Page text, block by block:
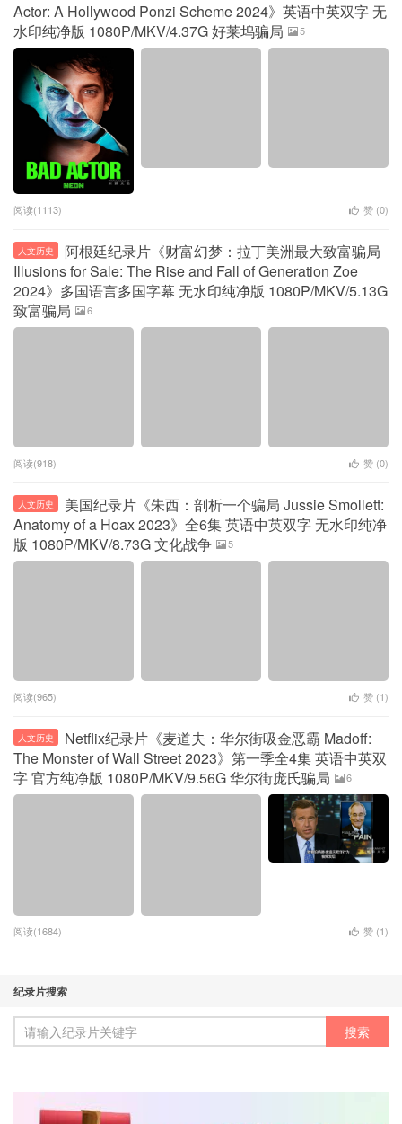
Actor: A Hollywood Ponzi Scheme 2024》英语中英双字 无
水印纯净版 1080P/MKV/4.37G 好莱坞骗局
5
阅读(1113) 赞 (0)
人文历史
阿根廷纪录片《财富幻梦：拉丁美洲最大致富骗局
Illusions for Sale: The Rise and Fall of Generation Zoe
2024》多国语言多国字幕 无水印纯净版 1080P/MKV/5.13G
致富骗局
6
阅读(918) 赞 (0)
人文历史
美国纪录片《朱西：剖析一个骗局 Jussie Smollett:
Anatomy of a Hoax 2023》全6集 英语中英双字 无水印纯净
版 1080P/MKV/8.73G 文化战争
5
阅读(965) 赞 (1)
人文历史
Netflix纪录片《麦道夫：华尔街吸金恶霸 Madoff:
The Monster of Wall Street 2023》第一季全4集 英语中英双
字 官方纯净版 1080P/MKV/9.56G 华尔街庞氏骗局
6
阅读(1684) 赞 (1)
纪录片搜索